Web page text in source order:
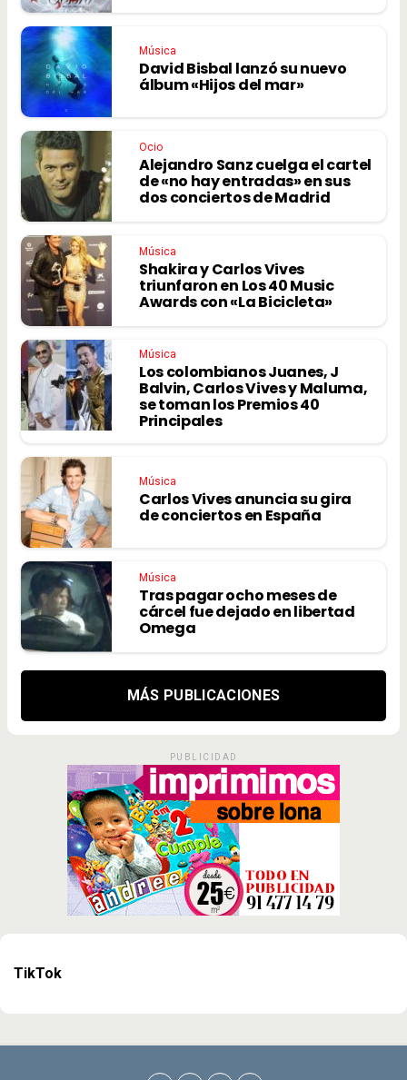
Música
David Bisbal lanzó su nuevo
álbum «Hijos del mar»
Ocio
Alejandro Sanz cuelga el cartel
de «no hay entradas» en sus
dos conciertos de Madrid
Música
Shakira y Carlos Vives
triunfaron en Los 40 Music
Awards con «La Bicicleta»
Música
Los colombianos Juanes, J
Balvin, Carlos Vives y Maluma,
se toman los Premios 40
Principales
Música
Carlos Vives anuncia su gira
de conciertos en España
Música
Tras pagar ocho meses de
cárcel fue dejado en libertad
Omega
MÁS PUBLICACIONES
PUBLICIDAD
TikTok